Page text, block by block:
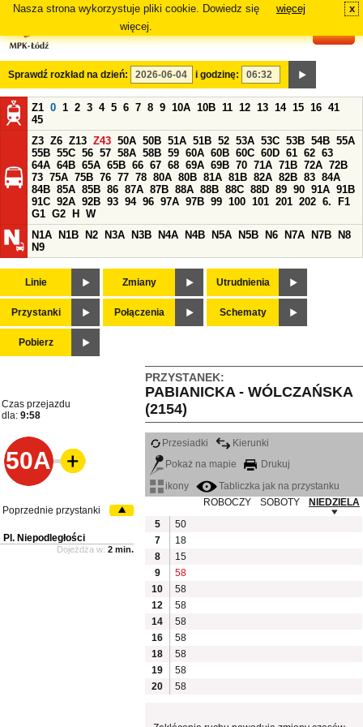
Nasza strona wykorzystuje pliki cookie. Dowiedz się
więcej.
więcej x
Sprawdź rozkład na dzień: i godzinę:
Z1 0 1 2 3 4 5 6 7 8 9 10A 10B 11 12 13 14 15 16 41
45
Z3 Z6 Z13 Z43 50A 50B 51A 51B 52 53A 53C 53B 54B 55A
55B 55C 56 57 58A 58B 59 60A 60B 60C 60D 61 62 63
64A 64B 65A 65B 66 67 68 69A 69B 70 71A 71B 72A 72B
73 75A 75B 76 77 78 80A 80B 81A 81B 82A 82B 83 84A
84B 85A 85B 86 87A 87B 88A 88B 88C 88D 89 90 91A 91B
91C 92A 92B 93 94 96 97A 97B 99 100 101 201 202 6.
F1
G1 G2 H
W
N1A
N1B N2 N3A N3B N4A N4B N5A N5B N6 N7A N7B
N8
N9
Linie Zmiany Utrudnienia
Przystanki Połączenia Schematy
Pobierz
PRZYSTANEK:
PABIANICKA - WÓLCZAŃSKA
(2154)
Czas przejazdu
dla: 9:58
50A
Przesiadki
Kierunki
Pokaż na mapie
Drukuj
ikony
Tabliczka jak na przystanku
ROBOCZY
SOBOTY
NIEDZIELA
5
50
7
18
8
15
9
58
10
58
12
58
14
58
16
58
18
58
19
58
20
58
Poprzednie przystanki
Pl. Niepodległości
Dojeżdża w: 2 min.